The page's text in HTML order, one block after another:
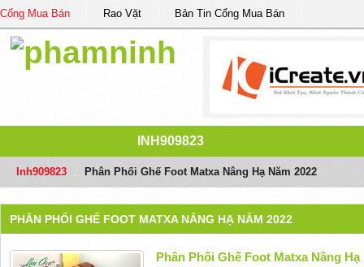
Cổng Mua Bán Rao Vặt Bản Tin Cổng Mua Bán
INH909823
Inh909823 Phân Phối Ghế Foot Matxa Nâng Hạ Năm 2022
PHÂN PHỐI GHẾ FOOT MATXA NÂNG HẠ NĂM 2022
Phân Phối Ghế Foot Matxa Nâng Hạ